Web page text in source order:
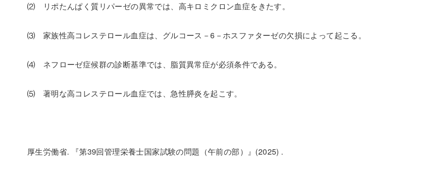
⑵ リポたんぱく質リパーゼの異常では、高キロミクロン血症をきたす。
⑶ 家族性高コレステロール血症は、グルコース－6 －ホスファターゼの欠損によって起こる。
⑷ ネフローゼ症候群の診断基準では、脂質異常症が必須条件である。
⑸ 著明な高コレステロール血症では、急性膵炎を起こす。
厚生労働省. 『第39回管理栄養士国家試験の問題（午前の部）』(2025) .